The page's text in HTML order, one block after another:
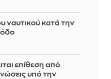
ναυτικού κατά την
επίθεση από
υπό την